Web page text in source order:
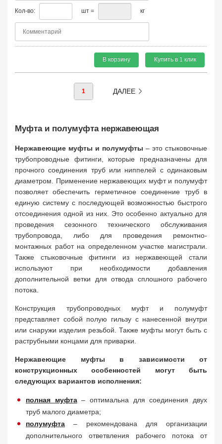
Кол-во: шт = кг
В корзину Купить в 1 клик
1 ДАЛЕЕ
Муфта и полумуфта нержавеющая
Нержавеющие муфты и полумуфты – это стыковочные
трубопроводные фитинги, которые предназначены для
прочного соединения труб или ниппелей с одинаковым
диаметром. Применение нержавеющих муфт и полумуфт
позволяет обеспечить герметичное соединение труб в
единую систему с последующей возможностью быстрого
отсоединения одной из них. Это особенно актуально для
проведения сезонного технического обслуживания
трубопровода, либо для проведения ремонтно-
монтажных работ на определенном участке магистрали.
Также стыковочные фитинги из нержавеющей стали
используют при необходимости добавления
дополнительной ветки для отвода сплошного рабочего
потока.
Конструкция трубопроводных муфт и полумуфт
представляет собой полую гильзу с нанесенной внутри
или снаружи изделия резьбой. Также муфты могут быть с
раструбными концами для приварки.
Нержавеющие муфты в зависимости от
конструкционных особенностей могут быть
следующих вариантов исполнения:
полная муфта– оптимальна для соединения двух
труб малого диаметра;
полумуфта – рекомендована для организации
дополнительного ответвления рабочего потока от